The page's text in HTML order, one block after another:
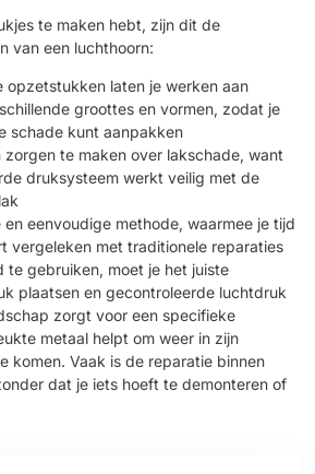
te maken hebt, zijn dit de
van een luchthoorn:
opzetstukken laten je werken aan
groottes en vormen, zodat je
schade kunt aanpakken
te maken over lakschade, want
druksysteem werkt veilig met de
en eenvoudige methode, waarmee je tijd
vergeleken met traditionele reparaties
te gebruiken, moet je het juiste
plaatsen en gecontroleerde luchtdruk
zorgt voor een specifieke
metaal helpt om weer in zijn
komen. Vaak is de reparatie binnen
dat je iets hoeft te demonteren of